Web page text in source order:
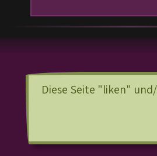
Diese Seite "liken"